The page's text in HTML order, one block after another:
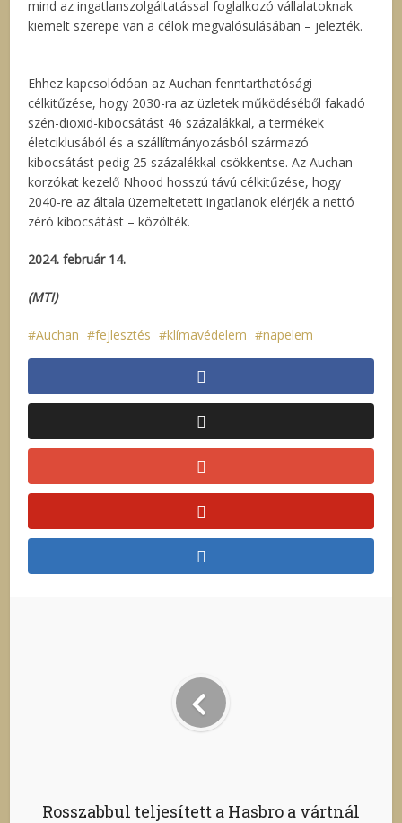
mind az ingatlanszolgáltatással foglalkozó vállalatoknak
kiemelt szerepe van a célok megvalósulásában – jelezték.
Ehhez kapcsolódóan az Auchan fenntarthatósági
célkitűzése, hogy 2030-ra az üzletek működéséből fakadó
szén-dioxid-kibocsátást 46 százalákkal, a termékek
életciklusából és a szállítmányozásból származó
kibocsátást pedig 25 százalékkal csökkentse. Az Auchan-
korzókat kezelő Nhood hosszú távú célkitűzése, hogy
2040-re az általa üzemeltetett ingatlanok elérjék a nettó
zéró kibocsátást – közölték.
2024. február 14.
(MTI)
Auchan fejlesztés klímavédelem napelem
Rosszabbul teljesített a Hasbro a vártnál